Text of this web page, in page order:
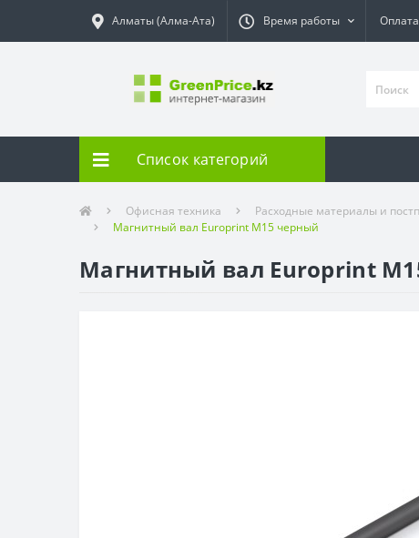
Алматы (Алма-Ата) Время работы Оплата
Список категорий
Офисная техника Расходные материалы и
Магнитный вал Europrint M15 черный
Магнитный вал Europrint